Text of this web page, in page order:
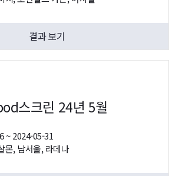
결과 보기
스크린 24년 5월
~ 2024-05-31
몬, 남서울, 라데나